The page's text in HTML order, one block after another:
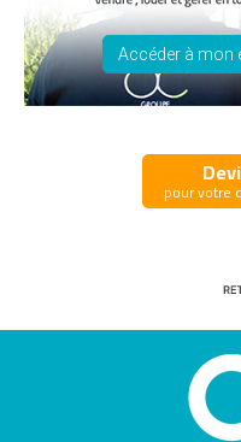
Accéder à mon
pour votre